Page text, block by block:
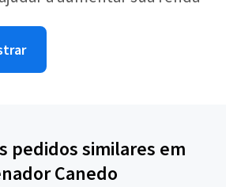
pedidos similares em
Canedo